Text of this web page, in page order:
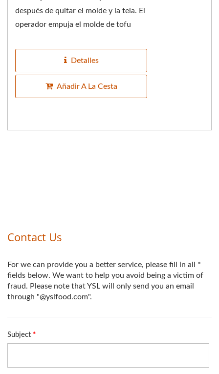
después de quitar el molde y la tela. El
operador empuja el molde de tofu
molde...
Detalles
Añadir A La Cesta